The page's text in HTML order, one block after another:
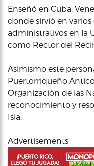
Enseñó en Cuba,
donde sirvió en
administrativos en la
como Rector del
Asimismo este
Puertorriqueño
Organización de las
reconocimiento y
Isla.
Advertisements